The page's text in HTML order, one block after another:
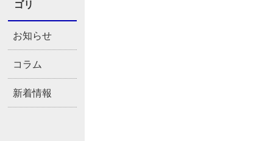
ゴリ
お知らせ
コラム
新着情報